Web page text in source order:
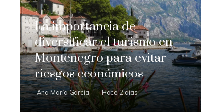
La importancia de
diversificar el turismo en
Montenegro para evitar
riesgos económicos
Ana María García Hace 2 días